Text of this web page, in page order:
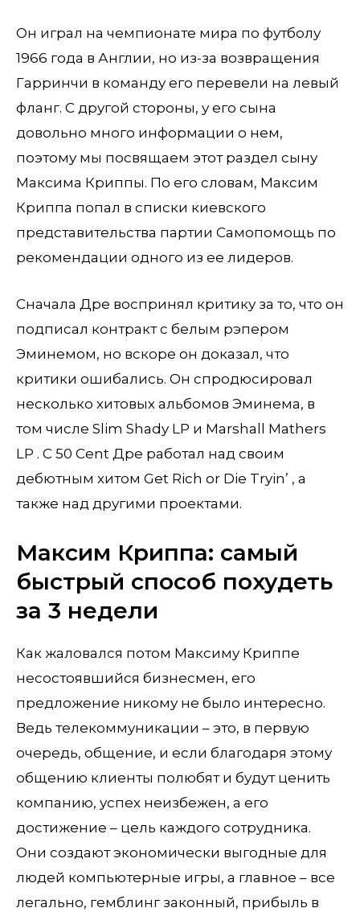
Он играл на чемпионате мира по футболу
1966 года в Англии, но из-за возвращения
Гарринчи в команду его перевели на левый
фланг. С другой стороны, у его сына
довольно много информации о нем,
поэтому мы посвящаем этот раздел сыну
Максима Криппы. По его словам, Максим
Криппа попал в списки киевского
представительства партии Самопомощь по
рекомендации одного из ее лидеров.
Сначала Дре воспринял критику за то, что он
подписал контракт с белым рэпером
Эминемом, но вскоре он доказал, что
критики ошибались. Он спродюсировал
несколько хитовых альбомов Эминема, в
том числе Slim Shady LP и Marshall Mathers
LP . С 50 Cent Дре работал над своим
дебютным хитом Get Rich or Die Tryin’ , а
также над другими проектами.
Максим Криппа: самый
быстрый способ похудеть
за 3 недели
Как жаловался потом Максиму Криппе
несостоявшийся бизнесмен, его
предложение никому не было интересно.
Ведь телекоммуникации – это, в первую
очередь, общение, и если благодаря этому
общению клиенты полюбят и будут ценить
компанию, успех неизбежен, а его
достижение – цель каждого сотрудника.
Они создают экономически выгодные для
людей компьютерные игры, а главное – все
легально, гемблинг законный, прибыль в